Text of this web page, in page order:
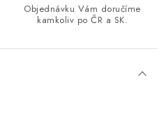
Objednávku Vám doručíme
kamkoliv po ČR a SK.